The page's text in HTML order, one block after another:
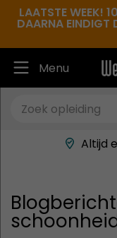
LAATSTE WEEK!
DAARNA EINDIGT
Menu
Altijd